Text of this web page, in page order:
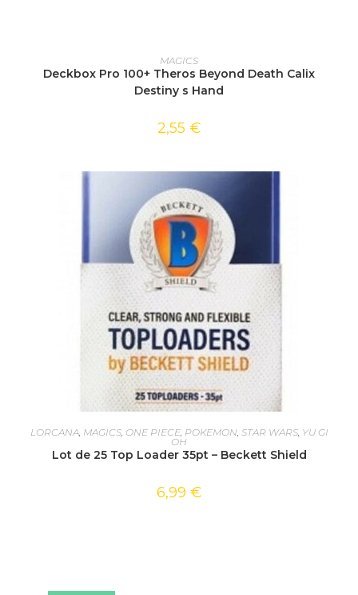
AJOUTER AU PANIER
MAGICS
Deckbox Pro 100+ Theros Beyond Death Calix
Destiny s Hand
2,55 €
AJOUTER AU PANIER
LORCANA, MAGICS, ONE PIECE, POKEMON, STAR WARS, YU GI
OH
Lot de 25 Top Loader 35pt – Beckett Shield
6,99 €